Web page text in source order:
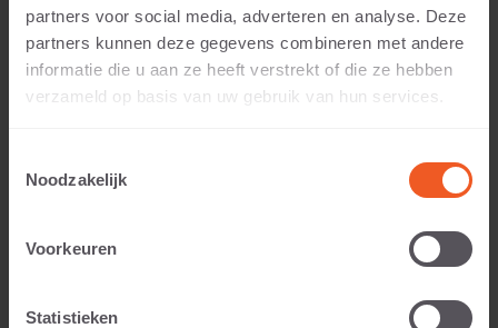
partners voor social media, adverteren en analyse. Deze
partners kunnen deze gegevens combineren met andere
informatie die u aan ze heeft verstrekt of die ze hebben
verzameld op basis van uw gebruik van hun services.
Noodzakelijk
Voorkeuren
Statistieken
7 CM DIKTE